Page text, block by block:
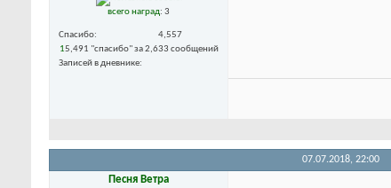
всего наград: 3
Спасибо
4,557
5,491 "спасибо" за 2,633 сообщений
Записей в дневнике
1
07.07.2018, 22:00
Песня Ветра